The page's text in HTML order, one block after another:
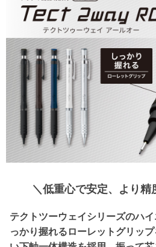
＼低重心で安定、より精
テクトツーウェイシリーズのハ
っかり握れるローレットグリッ